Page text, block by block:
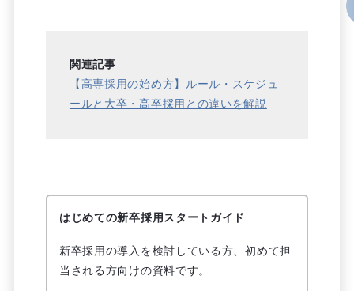
関連記事
【高専採用の始め方】ルール・スケジュ
ールと大卒・高卒採用との違いを解説
はじめての新卒採用スタートガイド
新卒採用の導入を検討している方、初めて担
当される方向けの資料です。